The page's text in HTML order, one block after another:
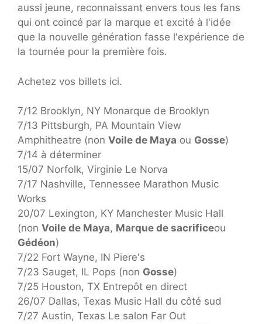
aussi jeune, reconnaissant envers tous les fans
qui ont coincé par la marque et excité à l'idée
que la nouvelle génération fasse l'expérience de
la tournée pour la première fois.
Achetez vos billets ici.
7/12 Brooklyn, NY Monarque de Brooklyn
7/13 Pittsburgh, PA Mountain View
Amphitheatre (non Voile de Maya ou Gosse)
7/14 à déterminer
15/07 Norfolk, Virginie Le Norva
7/17 Nashville, Tennessee Marathon Music
Works
20/07 Lexington, KY Manchester Music Hall
(non Voile de Maya, Marque de sacrificeou
Gédéon)
7/22 Fort Wayne, IN Piere's
7/23 Sauget, IL Pops (non Gosse)
7/25 Houston, TX Entrepôt en direct
26/07 Dallas, Texas Music Hall du côté sud
7/27 Austin, Texas Le salon Far Out